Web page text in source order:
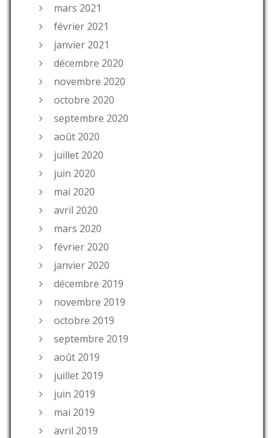
mars 2021
février 2021
janvier 2021
décembre 2020
novembre 2020
octobre 2020
septembre 2020
août 2020
juillet 2020
juin 2020
mai 2020
avril 2020
mars 2020
février 2020
janvier 2020
décembre 2019
novembre 2019
octobre 2019
septembre 2019
août 2019
juillet 2019
juin 2019
mai 2019
avril 2019